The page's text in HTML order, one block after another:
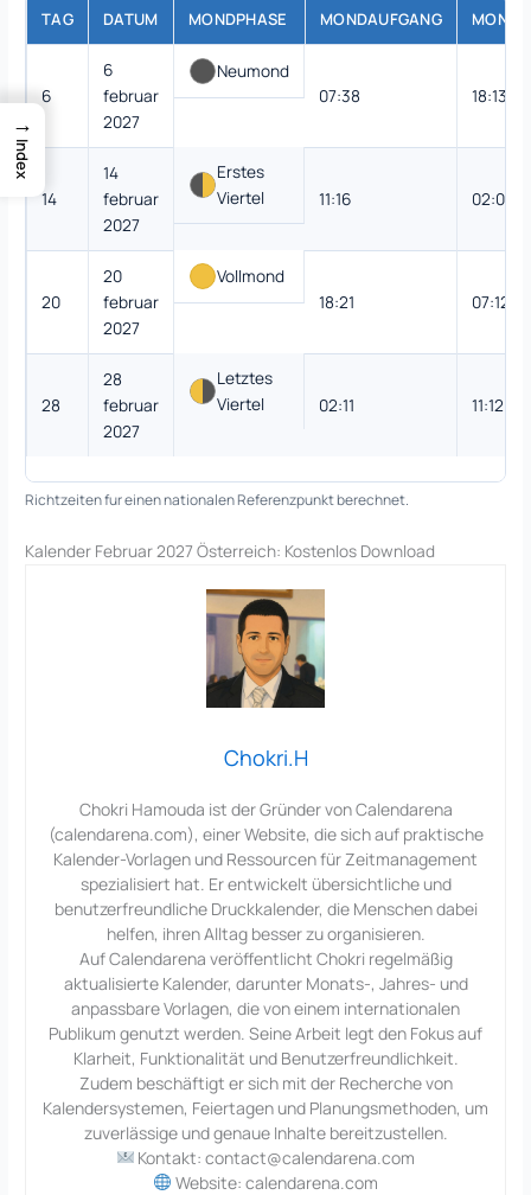
TAG DATUM MONDPHASE MONDAUFGANG
6
6
februar
2027
Neumond
07:38
18:13
14
14
februar
2027
Erstes
Viertel
11:16 02:01
20
20
februar
2027
Vollmond
18:21
07:12
28
28
februar
2027
Letztes
Viertel
02:11 11:12
Richtzeiten fur einen nationalen Referenzpunkt berechnet.
Kalender Februar 2027 Österreich: Kostenlos Download
Chokri.H
Chokri Hamouda ist der Gründer von Calendarena
(calendarena.com), einer Website, die sich auf praktische
Kalender-Vorlagen und Ressourcen für Zeitmanagement
spezialisiert hat. Er entwickelt übersichtliche und
benutzerfreundliche Druckkalender, die Menschen dabei
helfen, ihren Alltag besser zu organisieren.
Auf Calendarena veröffentlicht Chokri regelmäßig
aktualisierte Kalender, darunter Monats-, Jahres- und
anpassbare Vorlagen, die von einem internationalen
Publikum genutzt werden. Seine Arbeit legt den Fokus auf
Klarheit, Funktionalität und Benutzerfreundlichkeit.
Zudem beschäftigt er sich mit der Recherche von
Kalendersystemen, Feiertagen und Planungsmethoden, um
zuverlässige und genaue Inhalte bereitzustellen.
Kontakt: contact@calendarena.com
Website: calendarena.com
→
Index